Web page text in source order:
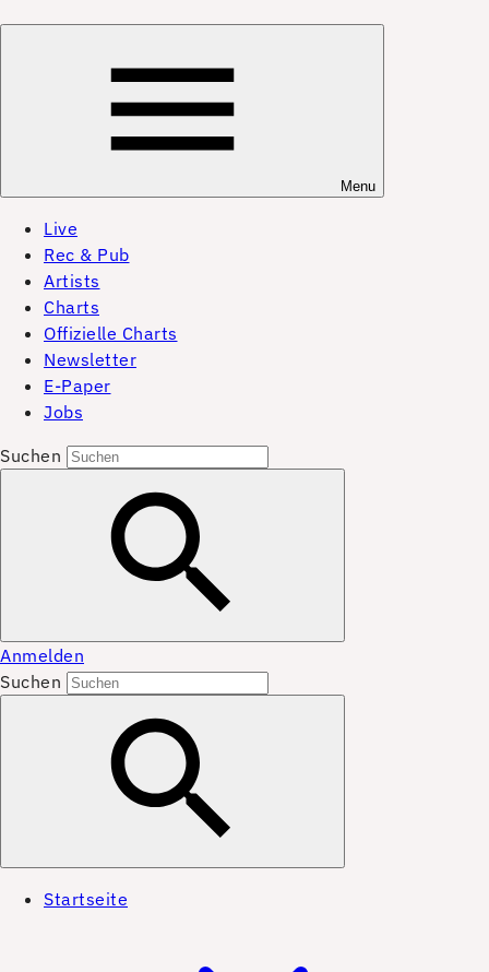
Menu
Live
Rec & Pub
Artists
Charts
Offizielle Charts
Newsletter
E-Paper
Jobs
Suchen
Anmelden
Suchen
Startseite